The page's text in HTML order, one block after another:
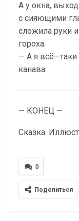
А у окна,
с сияющими
сложила руки
гороха.
— А я
канава.
— КОНЕЦ —
Сказка.
0
Поделиться